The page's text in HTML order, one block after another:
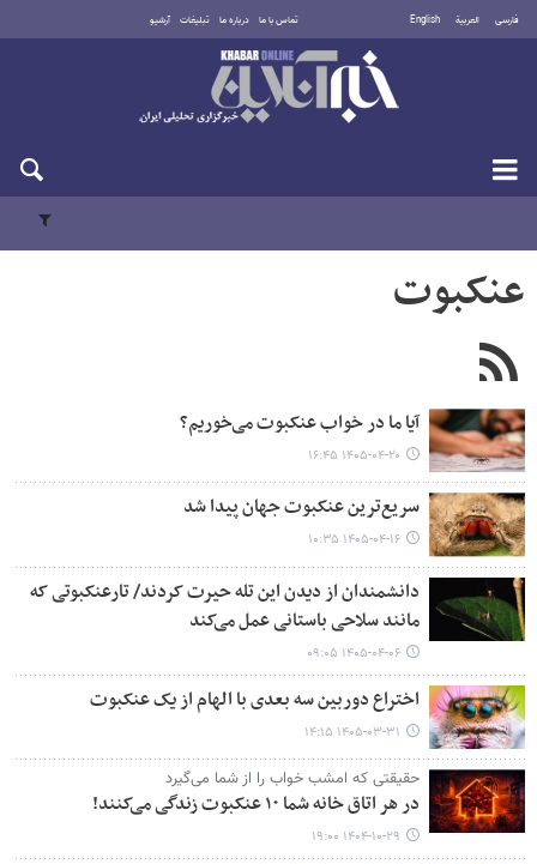
فارسی العربية English تماس با ما درباره ما تبلیغات آرشیو
جمعه ۱۶ مرداد ۱۴۰۵
عنکبوت
آیا ما در خواب عنکبوت می‌خوریم؟
۱۴۰۵-۰۴-۲۰ ۱۶:۴۵
سریع‌ترین عنکبوت جهان پیدا شد
۱۴۰۵-۰۴-۱۶ ۱۰:۳۵
دانشمندان از دیدن این تله حیرت کردند/ تارعنکبوتی که
مانند سلاحی باستانی عمل می‌کند
۱۴۰۵-۰۴-۰۶ ۰۹:۰۵
اختراع دوربین سه بعدی با الهام از یک عنکبوت
۱۴۰۵-۰۳-۳۱ ۱۴:۱۵
حقیقتی که امشب خواب را از شما می‌گیرد
در هر اتاق خانه شما ۱۰ عنکبوت زندگی می‌کنند!
۱۴۰۴-۱۰-۲۹ ۱۹:۰۰